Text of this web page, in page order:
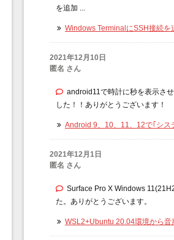
を追加 ...
Windows TerminalにSSH接続を
2021年12月10日
匿名 さん
android11で時計に秒を表示さ
した！！ありがとうございます！
Android 9、10、11、12で｢シス
2021年12月1日
匿名 さん
Surface Pro X Windows
た。ありがとうございます。
WSL2+Ubuntu 20.04環境から音